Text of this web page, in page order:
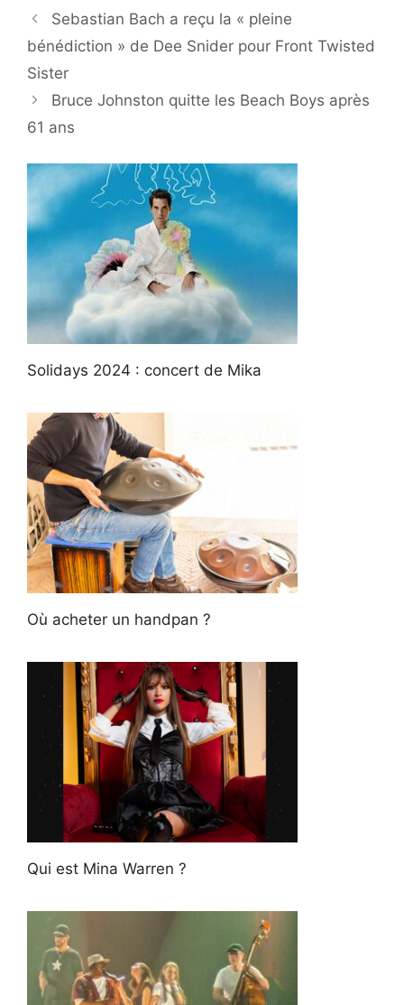
Sebastian Bach a reçu la « pleine
bénédiction » de Dee Snider pour Front Twisted
Sister
Bruce Johnston quitte les Beach Boys après
61 ans
Solidays 2024 : concert de Mika
Où acheter un handpan ?
Qui est Mina Warren ?